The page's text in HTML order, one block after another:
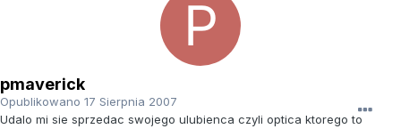
pmaverick
Opublikowano 17 Sierpnia 2007
Udalo mi sie sprzedac swojego ulubienca czyli optica ktorego to